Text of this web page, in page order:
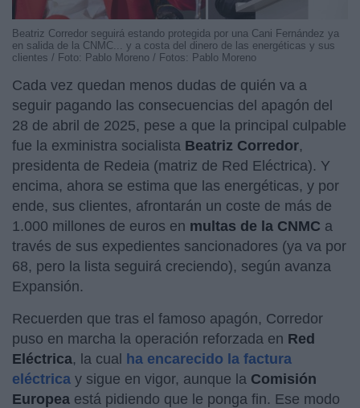
Beatriz Corredor seguirá estando protegida por una Cani Fernández ya
en salida de la CNMC... y a costa del dinero de las energéticas y sus
clientes / Foto: Pablo Moreno / Fotos: Pablo Moreno
Cada vez quedan menos dudas de quién va a
seguir pagando las consecuencias del apagón del
28 de abril de 2025, pese a que la principal culpable
fue la exministra socialista Beatriz Corredor,
presidenta de Redeia (matriz de Red Eléctrica). Y
encima, ahora se estima que las energéticas, y por
ende, sus clientes, afrontarán un coste de más de
1.000 millones de euros en multas de la CNMC a
través de sus expedientes sancionadores (ya va por
68, pero la lista seguirá creciendo), según avanza
Expansión.
Recuerden que tras el famoso apagón, Corredor
puso en marcha la operación reforzada en Red
Eléctrica, la cual ha encarecido la factura
eléctrica y sigue en vigor, aunque la Comisión
Europea está pidiendo que le ponga fin. Ese modo